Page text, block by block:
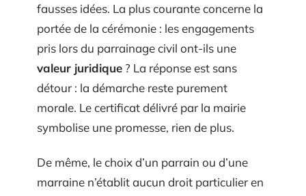
fausses idées. La plus courante concerne la
portée de la cérémonie : les engagements
pris lors du parrainage civil ont-ils une
valeur juridique ? La réponse est sans
détour : la démarche reste purement
morale. Le certificat délivré par la mairie
symbolise une promesse, rien de plus.
De même, le choix d’un parrain ou d’une
marraine n’établit aucun droit particulier en